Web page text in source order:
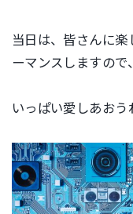
当日は、皆さんに
ーマンスしますので
いっぱい愛しあおう